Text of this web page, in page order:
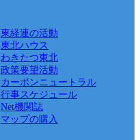
東経連の活動
東北ハウス
わきたつ東北
政策要望活動
カーボンニュートラル
行事スケジュール
Net機関誌
マップの購入